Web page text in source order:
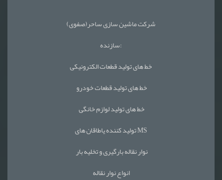
شرکت ماشین سازی ساحر(صفوی)
سازنده:
خط های تولید قطعات الکترونیکی
خط های تولید قطعات خودرو
خط های تولید لوازم خانگی
تولید کننده یاطاقان های MS
نوار نقاله بارگیری و تخلیه بار
انواع نوار نقاله